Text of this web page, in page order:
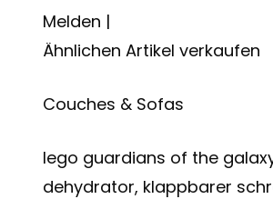
Melden |
Ähnlichen Artikel verkaufen
Couches & Sofas
lego guardians of the
dehydrator, klappbarer